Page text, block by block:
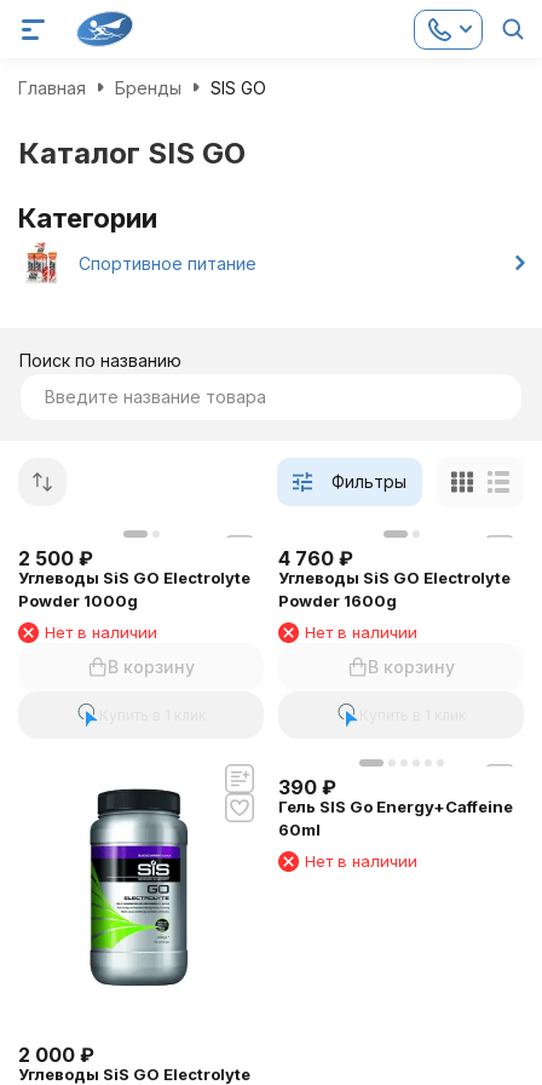
Главная Бренды SIS GO
Каталог SIS GO
Категории
Спортивное питание
Поиск по названию
Фильтры
2 500 ₽
Углеводы SiS GO Electrolyte
Powder 1000g
Нет в наличии
В корзину
4 760 ₽
Углеводы SiS GO Electrolyte
Powder 1600g
Нет в наличии
В корзину
2 000 ₽
Углеводы SiS GO Electrolyte
390 ₽
Гель SIS Go Energy+Caffeine
60ml
Нет в наличии